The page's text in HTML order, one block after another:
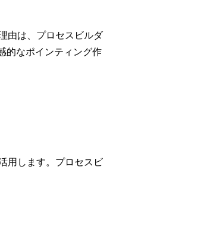
由は、プロセスビルダ
的なポインティング作
用します。プロセスビ